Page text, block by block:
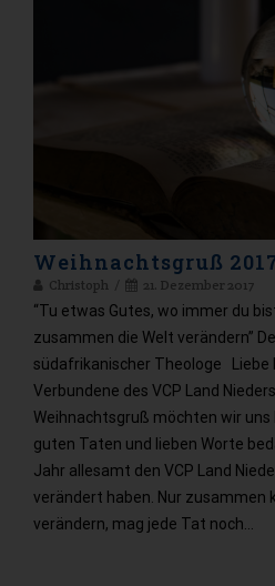
Weihnachtsgruß
Christoph 21. Dezember 2017
“Tu etwas Gutes, wo immer du
zusammen die Welt verändern”
südafrikanischer Theologe Liebe
Verbundene des VCP Land
Weihnachtsgruß möchten wir uns
guten Taten und lieben Worte
Jahr allesamt den VCP Land
verändert haben. Nur zusammen
verändern, mag jede Tat noch…